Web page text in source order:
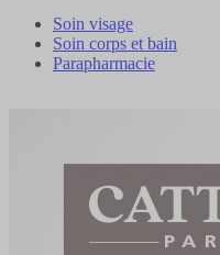
Soin visage
Soin corps et bain
Parapharmacie